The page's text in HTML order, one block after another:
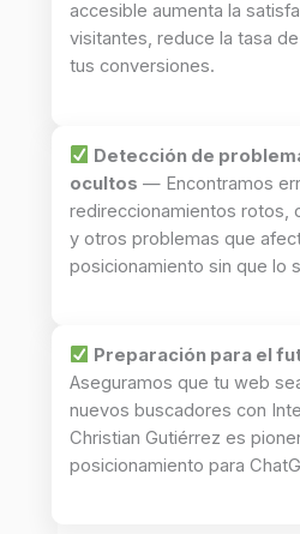
accesible aumenta la
visitantes, reduce la tasa
tus conversiones.
Detección de
ocultos — Encontramos
redireccionamientos rotos,
y otros problemas que
posicionamiento sin que lo
Preparación para el
Aseguramos que tu web
nuevos buscadores con
Christian Gutiérrez es
posicionamiento para